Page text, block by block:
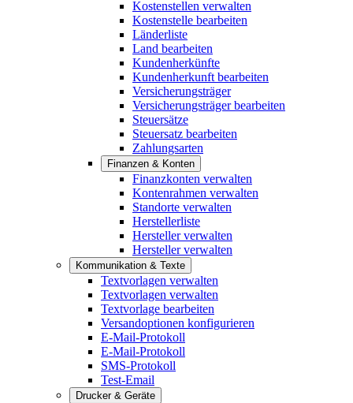
Kostenstellen verwalten
Kostenstelle bearbeiten
Länderliste
Land bearbeiten
Kundenherkünfte
Kundenherkunft bearbeiten
Versicherungsträger
Versicherungsträger bearbeiten
Steuersätze
Steuersatz bearbeiten
Zahlungsarten
Finanzen & Konten
Finanzkonten verwalten
Kontenrahmen verwalten
Standorte verwalten
Herstellerliste
Hersteller verwalten
Hersteller verwalten
Kommunikation & Texte
Textvorlagen verwalten
Textvorlagen verwalten
Textvorlage bearbeiten
Versandoptionen konfigurieren
E-Mail-Protokoll
E-Mail-Protokoll
SMS-Protokoll
Test-Email
Drucker & Geräte